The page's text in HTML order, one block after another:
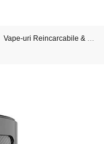
Vape-uri Reincarcabile & Țigări Electronice Reîncărcabile